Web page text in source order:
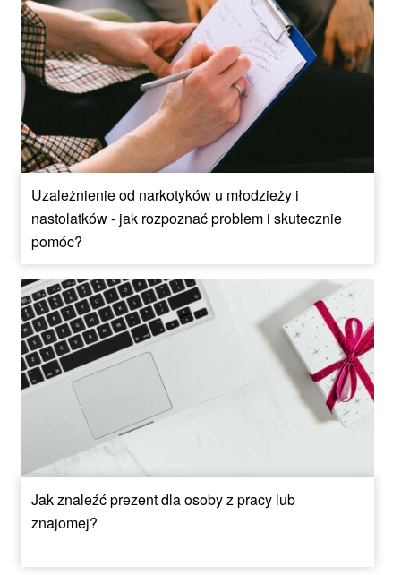
Uzależnienie od narkotyków u młodzieży i
nastolatków - jak rozpoznać problem i skutecznie
pomóc?
Jak znaleźć prezent dla osoby z pracy lub
znajomej?